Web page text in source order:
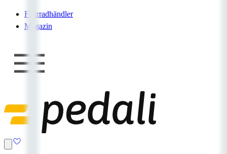
Fahrradhändler
Magazin